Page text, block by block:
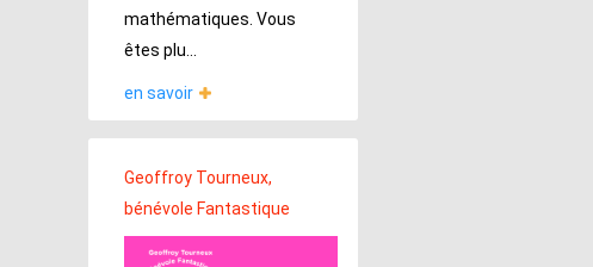
mathématiques. Vous
êtes plu...
en savoir
Geoffroy Tourneux,
bénévole Fantastique